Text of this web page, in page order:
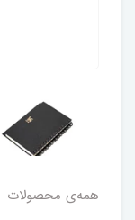
همه‌ی محصولات